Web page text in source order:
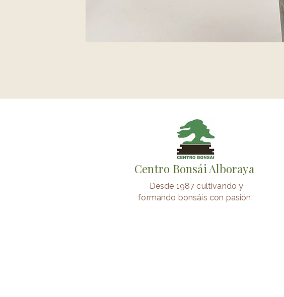
Centro Bonsái Alboraya
Desde 1987 cultivando y
formando bonsáis con pasión.